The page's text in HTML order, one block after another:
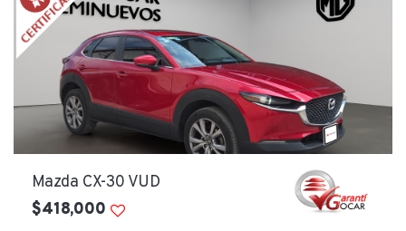
Mazda CX-30 VUD
$418,000